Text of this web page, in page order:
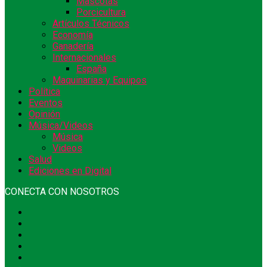
Porcicultura
Artículos Técnicos
Economía
Ganadería
Internacionales
España
Maquinarias y Equipos
Política
Eventos
Opinión
Música/Videos
Música
Videos
Salud
Ediciones en Digital
CONECTA CON NOSOTROS